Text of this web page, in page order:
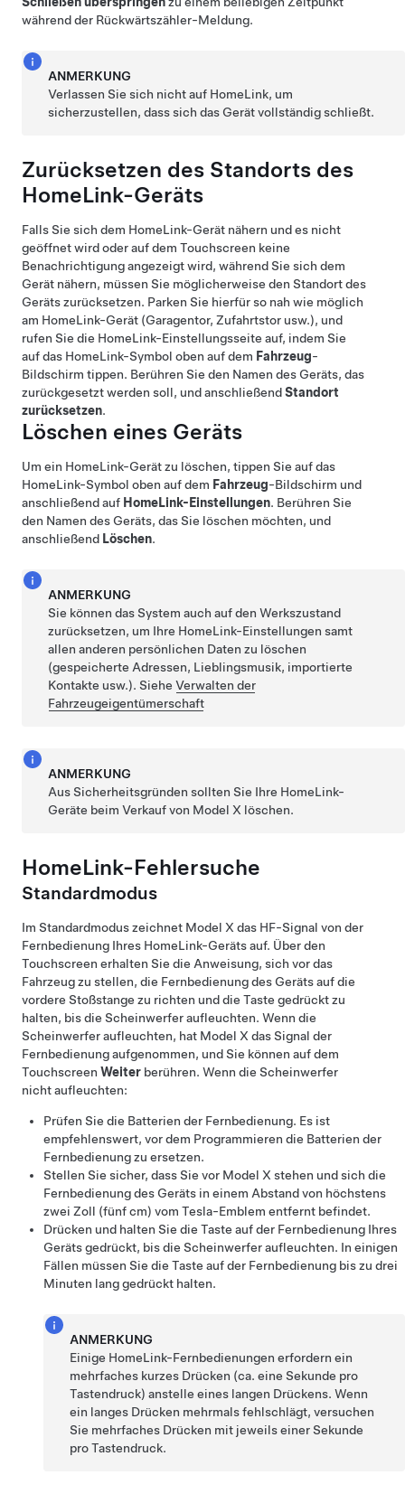
während der Rückwärtszähler-Meldung.
ANMERKUNG
Verlassen Sie sich nicht auf HomeLink, um
sicherzustellen, dass sich das Gerät vollständig schließt.
Zurücksetzen des Standorts des
HomeLink-Geräts
Falls Sie sich dem HomeLink-Gerät nähern und es nicht
geöffnet wird oder auf dem Touchscreen keine
Benachrichtigung angezeigt wird, während Sie sich dem
Gerät nähern, müssen Sie möglicherweise den Standort des
Geräts zurücksetzen. Parken Sie hierfür so nah wie möglich
am HomeLink-Gerät (Garagentor, Zufahrtstor usw.), und
rufen Sie die HomeLink-Einstellungsseite auf, indem Sie
auf das HomeLink-Symbol oben auf dem Fahrzeug-
Bildschirm tippen. Berühren Sie den Namen des Geräts, das
zurückgesetzt werden soll, und anschließendStandort
zurücksetzen.
Löschen eines Geräts
Um ein HomeLink-Gerät zu löschen, tippen Sie auf das
HomeLink-Symbol oben auf dem Fahrzeug-Bildschirm und
anschließend auf HomeLink-Einstellungen. Berühren Sie
den Namen des Geräts, das Sie löschen möchten, und
anschließend Löschen.
ANMERKUNG
Sie können das System auch auf den Werkszustand
zurücksetzen, um Ihre HomeLink-Einstellungen samt
allen anderen persönlichen Daten zu löschen
(gespeicherte Adressen, Lieblingsmusik, importierte
Kontakte usw.). SieheVerwalten der
Fahrzeugeigentümerschaft
ANMERKUNG
Aus Sicherheitsgründen sollten Sie Ihre HomeLink-
Geräte beim Verkauf von Model X löschen.
HomeLink-Fehlersuche
Standardmodus
Im Standardmodus zeichnet Model X das HF-Signal von der
Fernbedienung Ihres HomeLink-Geräts auf. Über den
Touchscreen erhalten Sie die Anweisung, sich vor das
Fahrzeug zu stellen, die Fernbedienung des Geräts auf die
vordere Stoßstange zu richten und die Taste gedrückt zu
halten, bis die Scheinwerfer aufleuchten. Wenn die
Scheinwerfer aufleuchten, hat Model X das Signal der
Fernbedienung aufgenommen, und Sie können auf dem
Touchscreen Weiter berühren. Wenn die Scheinwerfer
nicht aufleuchten:
Prüfen Sie die Batterien der Fernbedienung. Es ist
empfehlenswert, vor dem Programmieren die Batterien der
Fernbedienung zu ersetzen.
Stellen Sie sicher, dass Sie vor Model X stehen und sich die
Fernbedienung des Geräts in einem Abstand von höchstens
zwei Zoll (fünf cm) vom Tesla-Emblem entfernt befindet.
Drücken und halten Sie die Taste auf der Fernbedienung Ihres
Geräts gedrückt, bis die Scheinwerfer aufleuchten. In einigen
Fällen müssen Sie die Taste auf der Fernbedienung bis zu drei
Minuten lang gedrückt halten.
ANMERKUNG
Einige HomeLink-Fernbedienungen erfordern ein
mehrfaches kurzes Drücken (ca. eine Sekunde pro
Tastendruck) anstelle eines langen Drückens. Wenn
ein langes Drücken mehrmals fehlschlägt, versuchen
Sie mehrfaches Drücken mit jeweils einer Sekunde
pro Tastendruck.